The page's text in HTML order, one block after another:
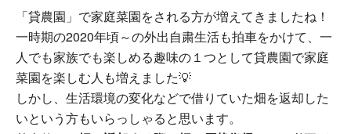
「貸農園」で家庭菜園をされる方が増えてきましたね！
一時期の2020年頃～の外出自粛生活も拍車をかけて、一
人でも家族でも楽しめる趣味の１つとして貸農園で家庭
菜園を楽しむ人も増えました💡
しかし、生活環境の変化などで借りていた畑を返却した
いという方もいらっしゃると思います。